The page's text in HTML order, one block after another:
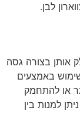
לבן.
אותן בצורה גסה
באמצעים
או להתחמק
למנות בין